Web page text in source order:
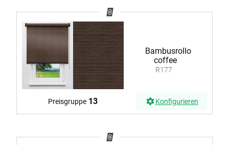
Bambusrollo
coffee
R177
Preisgruppe 13 Konfigurieren